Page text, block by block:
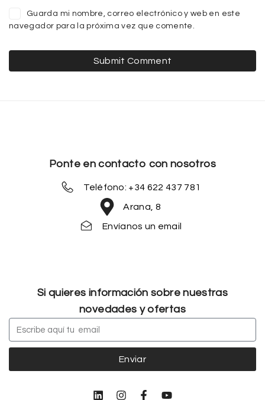
Guarda mi nombre, correo electrónico y web en este
navegador para la próxima vez que comente.
Ponte en contacto con nosotros
Teléfono: +34 622 437 781
Arana, 8
Envíanos un email
Si quieres información sobre nuestras
novedades y ofertas
Enviar